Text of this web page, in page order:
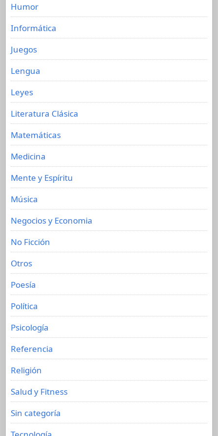
Humor
Informática
Juegos
Lengua
Leyes
Literatura Clásica
Matemáticas
Medicina
Mente y Espíritu
Música
Negocios y Economia
No Ficción
Otros
Poesía
Política
Psicología
Referencia
Religión
Salud y Fitness
Sin categoría